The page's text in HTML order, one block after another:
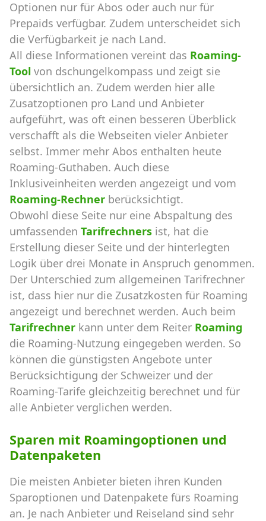
Optionen nur für Abos oder auch nur für
Prepaids verfügbar. Zudem unterscheidet sich
die Verfügbarkeit je nach Land.
All diese Informationen vereint das Roaming-
Tool von dschungelkompass und zeigt sie
übersichtlich an. Zudem werden hier alle
Zusatzoptionen pro Land und Anbieter
aufgeführt, was oft einen besseren Überblick
verschafft als die Webseiten vieler Anbieter
selbst. Immer mehr Abos enthalten heute
Roaming-Guthaben. Auch diese
Inklusiveinheiten werden angezeigt und vom
Roaming-Rechner berücksichtigt.
Obwohl diese Seite nur eine Abspaltung des
umfassenden Tarifrechners ist, hat die
Erstellung dieser Seite und der hinterlegten
Logik über drei Monate in Anspruch genommen.
Der Unterschied zum allgemeinen Tarifrechner
ist, dass hier nur die Zusatzkosten für Roaming
angezeigt und berechnet werden. Auch beim
Tarifrechner kann unter dem Reiter Roaming
die Roaming-Nutzung eingegeben werden. So
können die günstigsten Angebote unter
Berücksichtigung der Schweizer und der
Roaming-Tarife gleichzeitig berechnet und für
alle Anbieter verglichen werden.
Sparen mit Roamingoptionen und
Datenpaketen
Die meisten Anbieter bieten ihren Kunden
Sparoptionen und Datenpakete fürs Roaming
an. Je nach Anbieter und Reiseland sind sehr